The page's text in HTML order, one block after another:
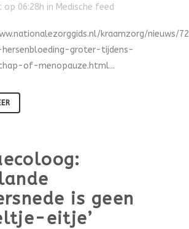
06:28h in Medische feed
kraamzorg/nieuws/
groter-tijdens-
of-menopauze.html...
is geen
eitje’